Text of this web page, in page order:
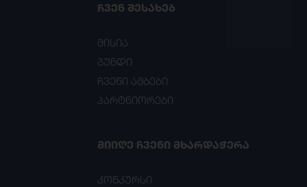
ᲩᲕᲔᲜ ᲨᲔᲡᲐᲮᲔᲑ
მისია
გუნდი
ჩვენი ამბები
პარტნიორები
ᲛᲘᲘᲦᲔ ᲩᲕᲔᲜᲘ ᲛᲮᲐᲠᲓᲐᲭᲔᲠᲐ
კონკურსი